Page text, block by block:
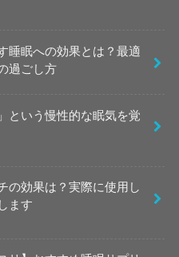
睡眠への効果とは？最適
過ごし方
という慢性的な眠気を覚
の効果は？実際に使用し
ます